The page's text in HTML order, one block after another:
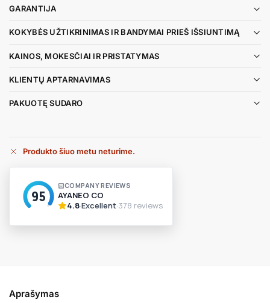
GARANTIJA
KOKYBĖS UŽTIKRINIMAS IR BANDYMAI PRIEŠ IŠSIUNTIMĄ
KAINOS, MOKESČIAI IR PRISTATYMAS
KLIENTŲ APTARNAVIMAS
PAKUOTĘ SUDARO
Produkto šiuo metu neturime.
e
Aprašymas